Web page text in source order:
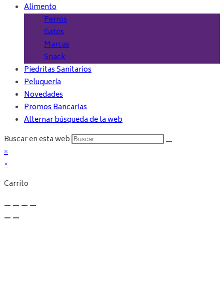
Alimento
Perros
Gatos
Marcas
Snack
Piedritas Sanitarios
Peluquería
Novedades
Promos Bancarias
Alternar búsqueda de la web
Buscar en esta web
×
×
Carrito